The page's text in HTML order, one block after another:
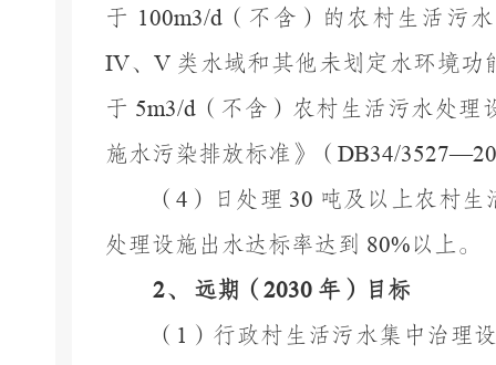
于 100m3/d（不含）的农村生活污
IV、 V 类水域和其他未划定水环境
于 5m3/d （不含）农村生活污水处
施水污染排放标准》（ DB34/
（4 ）日处理 30 吨及以上农村生
处理设施出水达标率达到 80% 以上。
2、 远期（ 2030 年）目标
（ 1 ）行政村生活污水集中治理